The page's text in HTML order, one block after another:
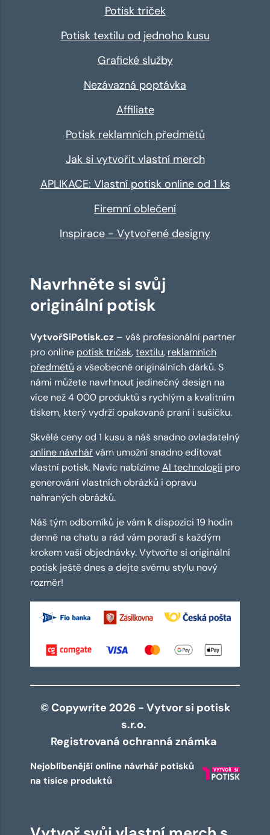
Potisk triček
Potisk textilu od jednoho kusu
Grafické služby
Nezávazná poptávka
Affiliate
Potisk reklamních předmětů
Jak si vytvořit vlastní merch
APLIKACE: Vlastní potisk online od 1 ks
Firemní oblečení
Inspirace - Vytvořené designy
Navrhněte si svůj
originální potisk
VytvořSiPotisk.cz – váš profesionální partner
pro online potisk triček,textilu, reklamních
předmětů a všeobecně originálních dárků. S
námi můžete navrhnout jedinečný design na
více než 4 000 produktů s rychlým a kvalitním
tiskem, který vydrží opakované praní i sušičku.
Skvělé ceny od 1 kusu a náš snadno ovladatelný
online návrhářvám umožní snadno editovat
vlastní potisk. Navíc nabízímeAI technologii pro
generování vlastních obrázků i opravu
nahraných obrázků.
Náš tým odborníků je vám k dispozici 19 hodin
denně na chatu a rád vám poradí s každým
krokem vaší objednávky. Vytvořte si originální
potisk ještě dnes a dejte svému stylu nový
rozměr!
© Copywrite 2026 - Vytvor si potisk
s.r.o.
Registrovaná ochranná známka
Nejoblíbenější online návrhář potisků
na tisíce produktů